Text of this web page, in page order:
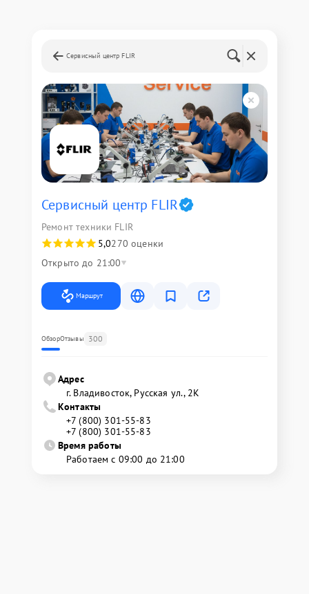
Сервисный центр FLIR
Сервисный центр FLIR
Ремонт техники FLIR
5,0270 оценки
Открыто до 21:00
Маршрут
ОбзорОтзывы 300
Адрес
г. Владивосток, Русская ул., 2К
Контакты
+7 (800) 301-55-83
+7 (800) 301-55-83
Время работы
Работаем с 09:00 до 21:00